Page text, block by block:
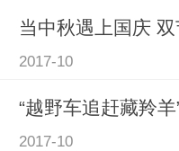
当中秋遇上国庆
2017-10
“越野车追赶藏羚
2017-10